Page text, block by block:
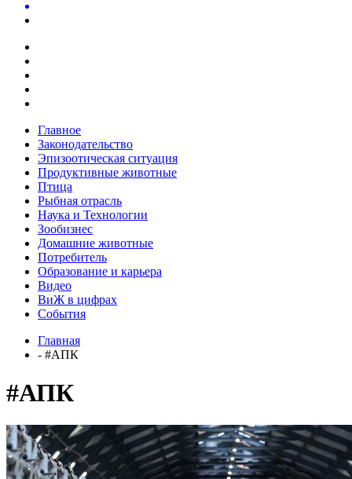
Главное
Законодательство
Эпизоотическая ситуация
Продуктивные животные
Птица
Рыбная отрасль
Наука и Технологии
Зообизнес
Домашние животные
Потребитель
Образование и карьера
Видео
ВиЖ в цифрах
События
Главная
- #АПК
#АПК